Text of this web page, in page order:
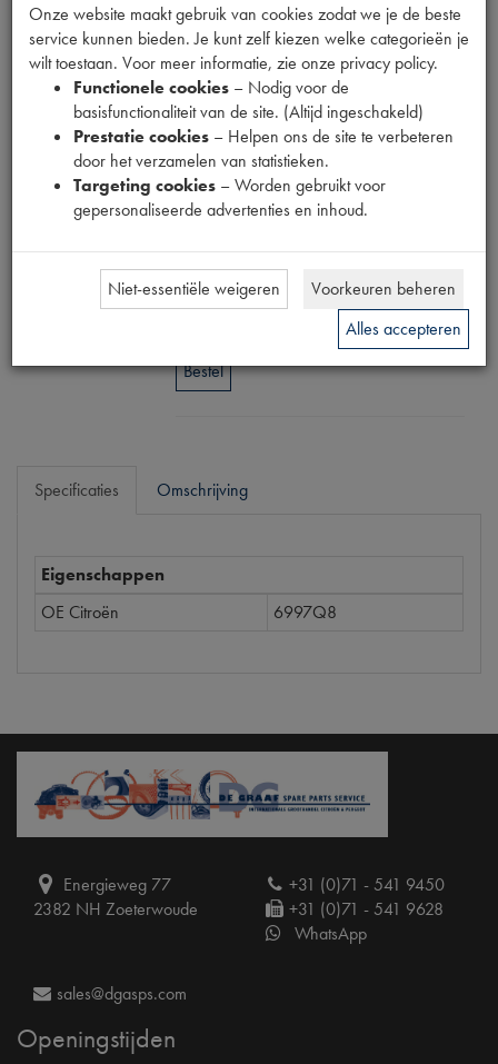
GLASZEKERING
20 AMP
Productnummer
Prijs
€0,19 16excl. btw)
Bestel
Specificaties Omschrijving
Eigenschappen
OE Citroën
6997Q8
Energieweg 77
2382 NH Zoeterwoude
+31 (0)71 - 541 9450
+31 (0)71 - 541 9628
WhatsApp
sales@dgasps.com
Openingstijden
Onze website maakt gebruik van cookies zodat we je de beste
service kunnen bieden. Je kunt zelf kiezen welke categorieën je
wilt toestaan. Voor meer informatie, zie onze privacy policy.
Functionele cookies – Nodig voor de
basisfunctionaliteit van de site. (Altijd ingeschakeld)
Prestatie cookies – Helpen ons de site te verbeteren
door het verzamelen van statistieken.
Targeting cookies – Worden gebruikt voor
gepersonaliseerde advertenties en inhoud.
Niet-essentiële weigeren
Voorkeuren beheren
Alles accepteren